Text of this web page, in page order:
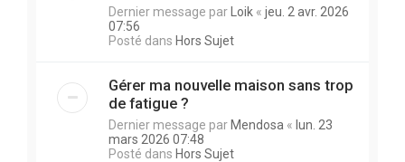
Dernier message parLoik « jeu. 2 avr. 2026
07:56
Posté dans Hors Sujet
Gérer ma nouvelle maison sans trop
de fatigue ?
Dernier message parMendosa « lun. 23
mars 2026 07:48
Posté dans Hors Sujet